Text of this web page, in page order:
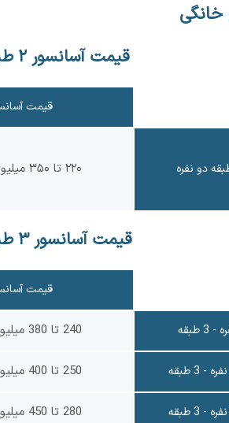
قیمت آسانسور ۲ طبقه (۲ توقف)
قیمت
دو نفره ۲۲۰ تا ۳۵۰ میلیون تومان
قیمت آسانسور ۳ طبقه (۳ توقف)
قیمت
240 تا 380 میلیون تومان
250 تا 400 میلیون تومان
280 تا 450 میلیون تومان